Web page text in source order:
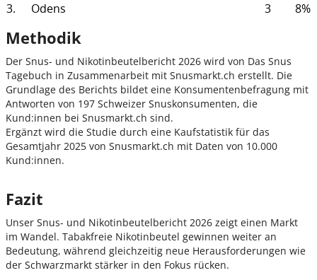
Methodik
Der Snus- und Nikotinbeutelbericht 2026 wird von Das Snus
Tagebuch in Zusammenarbeit mit Snusmarkt.ch erstellt. Die
Grundlage des Berichts bildet eine Konsumentenbefragung mit
Antworten von 197 Schweizer Snuskonsumenten, die
Kund:innen bei Snusmarkt.ch sind.
Ergänzt wird die Studie durch eine Kaufstatistik für das
Gesamtjahr 2025 von Snusmarkt.ch mit Daten von 10.000
Kund:innen.
Fazit
Unser Snus- und Nikotinbeutelbericht 2026 zeigt einen Markt
im Wandel. Tabakfreie Nikotinbeutel gewinnen weiter an
Bedeutung, während gleichzeitig neue Herausforderungen wie
der Schwarzmarkt stärker in den Fokus rücken.